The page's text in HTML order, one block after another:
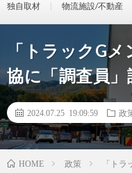
独自取材 物流施設/不動産
「トラックG
協に「調査員
2024.07.25 19:09:59 政
HOME 政策 「ト